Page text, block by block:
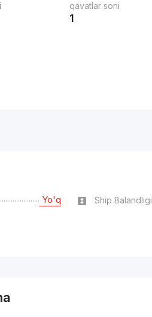
qavatlar soni
1
Yo'q Ship Balandligi